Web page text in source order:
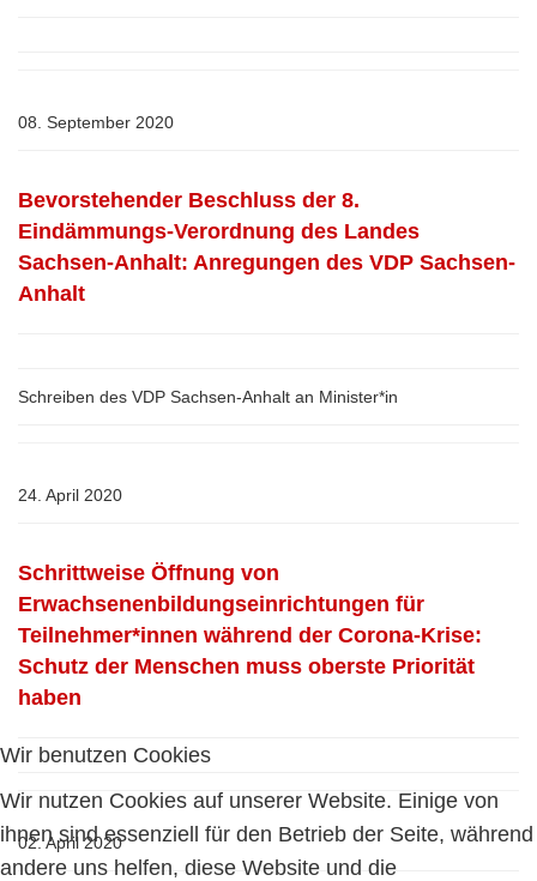
08. September 2020
Bevorstehender Beschluss der 8.
Eindämmungs-Verordnung des Landes
Sachsen-Anhalt: Anregungen des VDP Sachsen-
Anhalt
Schreiben des VDP Sachsen-Anhalt an Minister*in
24. April 2020
Schrittweise Öffnung von
Erwachsenenbildungseinrichtungen für
Teilnehmer*innen während der Corona-Krise:
Schutz der Menschen muss oberste Priorität
haben
02. April 2020
Wir benutzen Cookies
Wir nutzen Cookies auf unserer Website. Einige von
ihnen sind essenziell für den Betrieb der Seite, während
andere uns helfen, diese Website und die